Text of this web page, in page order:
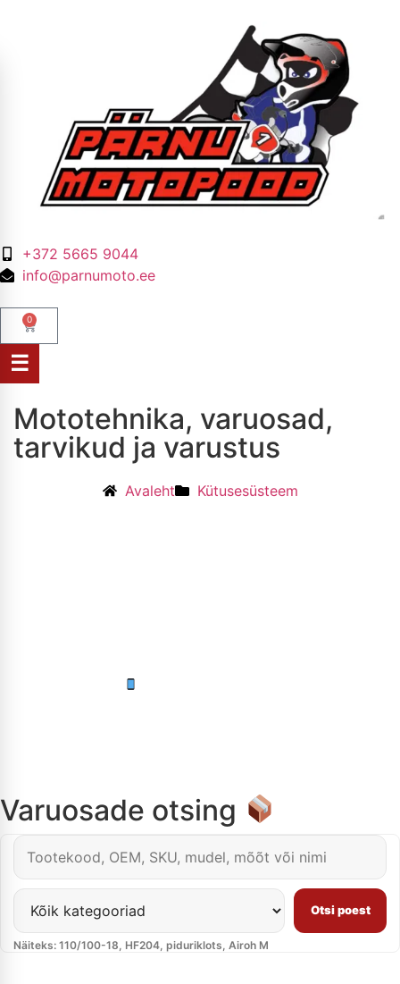
+372 5665 9044
info@parnumoto.ee
0
☰
Mototehnika, varuosad,
tarvikud ja varustus
Avaleht Kütusesüsteem
Varuosade otsing
Otsi varuosa või toodet
Piira kategooriaga
Otsi poest
Näiteks: 110/100-18, HF204, piduriklots, Airoh M